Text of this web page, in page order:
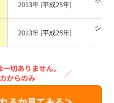
2013年 (平成25年)
2013年 (平成25年)
シル
切ありません。
からのみ
／